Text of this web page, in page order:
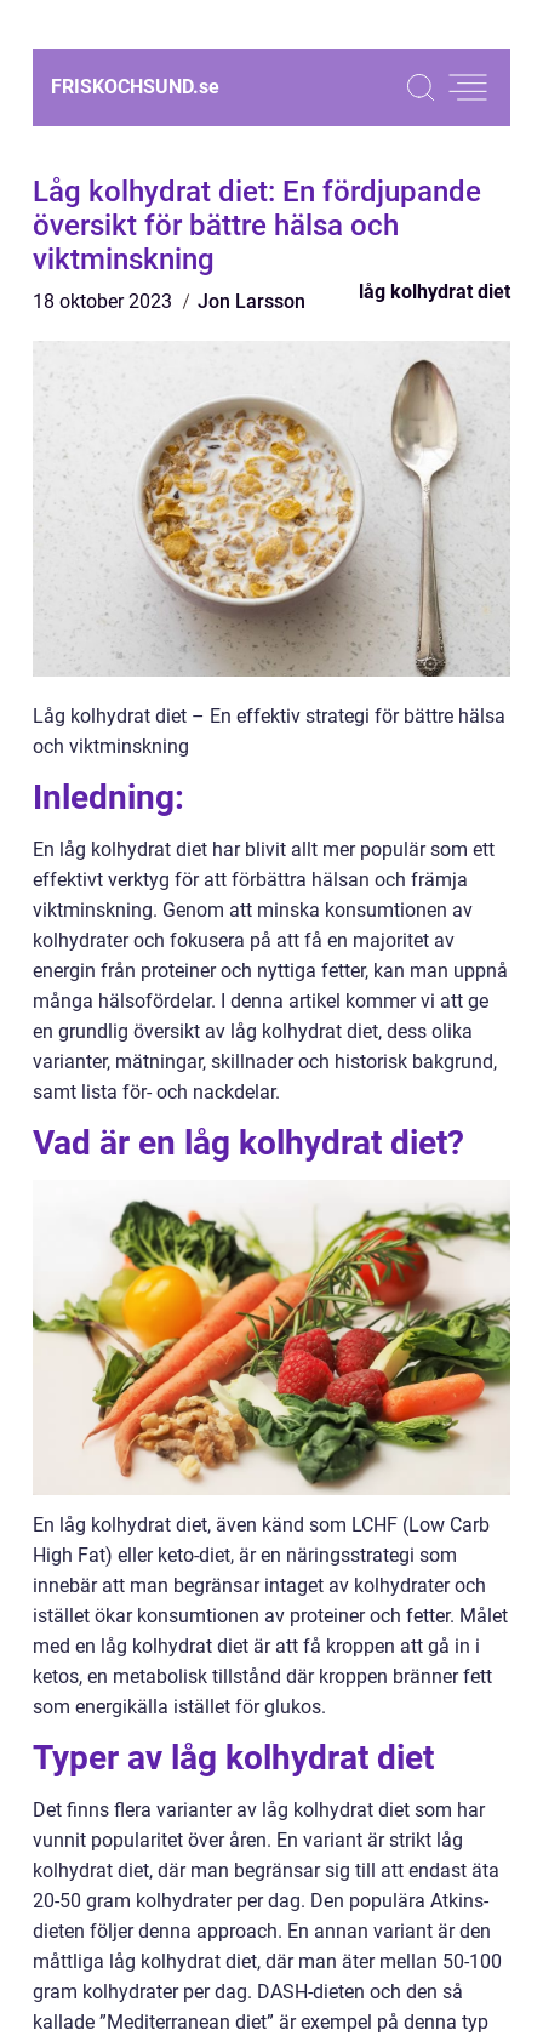
FRISKOCHSUND.se
Låg kolhydrat diet: En fördjupande
översikt för bättre hälsa och
viktminskning
18 oktober 2023 Jon Larsson låg kolhydrat diet
Låg kolhydrat diet – En effektiv strategi för bättre hälsa
och viktminskning
Inledning:
En låg kolhydrat diet har blivit allt mer populär som ett
effektivt verktyg för att förbättra hälsan och främja
viktminskning. Genom att minska konsumtionen av
kolhydrater och fokusera på att få en majoritet av
energin från proteiner och nyttiga fetter, kan man uppnå
många hälsofördelar. I denna artikel kommer vi att ge
en grundlig översikt av låg kolhydrat diet, dess olika
varianter, mätningar, skillnader och historisk bakgrund,
samt lista för- och nackdelar.
Vad är en låg kolhydrat diet?
En låg kolhydrat diet, även känd som LCHF (Low Carb
High Fat) eller keto-diet, är en näringsstrategi som
innebär att man begränsar intaget av kolhydrater och
istället ökar konsumtionen av proteiner och fetter. Målet
med en låg kolhydrat diet är att få kroppen att gå in i
ketos, en metabolisk tillstånd där kroppen bränner fett
som energikälla istället för glukos.
Typer av låg kolhydrat diet
Det finns flera varianter av låg kolhydrat diet som har
vunnit popularitet över åren. En variant är strikt låg
kolhydrat diet, där man begränsar sig till att endast äta
20-50 gram kolhydrater per dag. Den populära Atkins-
dieten följer denna approach. En annan variant är den
måttliga låg kolhydrat diet, där man äter mellan 50-100
gram kolhydrater per dag. DASH-dieten och den så
kallade ”Mediterranean diet” är exempel på denna typ